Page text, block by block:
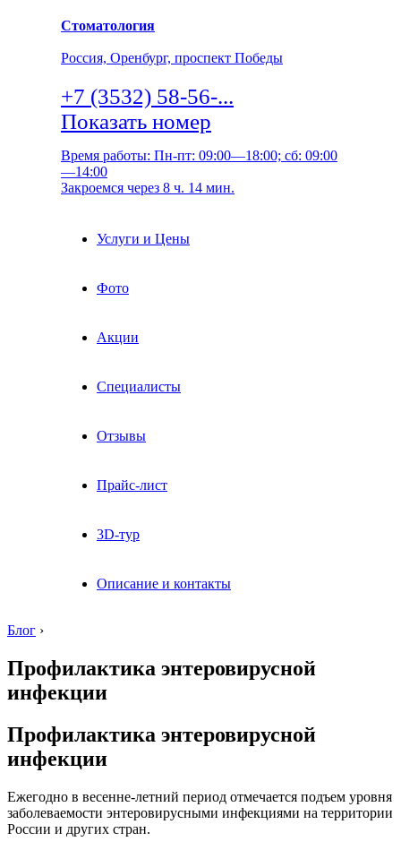
Стоматология
Россия, Оренбург, проспект Победы
+7 (3532) 58-56-...
Показать номер
Время работы: Пн-пт: 09:00—18:00; сб: 09:00
—14:00
Закроемся через 8 ч. 14 мин.
Услуги и Цены
Фото
Акции
Специалисты
Отзывы
Прайс-лист
3D-тур
Описание и контакты
Блог ›
Профилактика энтеровирусной
инфекции
Профилактика энтеровирусной
инфекции
Ежегодно в весенне-летний период отмечается подъем уровня
заболеваемости энтеровирусными инфекциями на территории
России и других стран.